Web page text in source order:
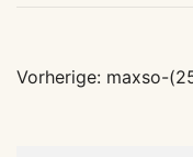
Vorherige: maxso-